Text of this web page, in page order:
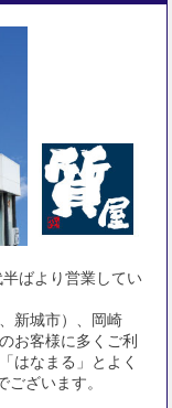
ばより営業してい
新城市）、岡崎
お客様に多くご利
はなまる」とよく
ざいます。